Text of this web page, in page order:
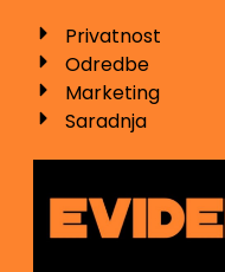
Privatnost
Odredbe
Marketing
Saradnja